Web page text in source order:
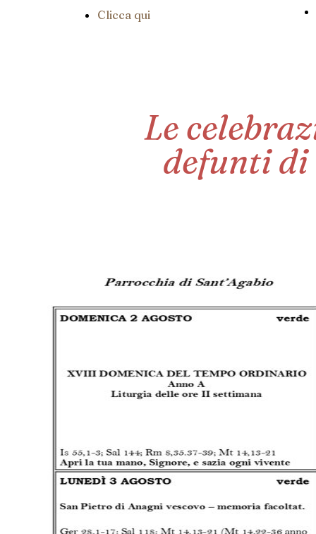
Clicca qui
Le
defunti di